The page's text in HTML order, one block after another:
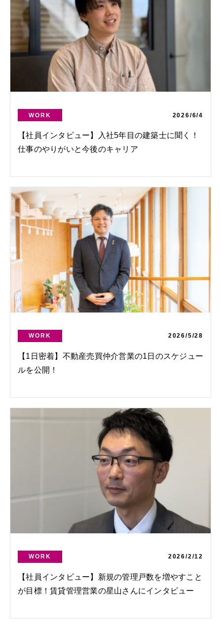
WORK 2026/6/4
【社員インタビュー】入社5年目の建築士に聞く！
仕事のやりがいと今後のキャリア
WORK 2026/5/28
【1日密着】不動産売買仲介営業の1日のスケジュー
ルを公開！
WORK 2026/2/12
【社員インタビュー】新規の管理戸数を増やすこと
が目標！賃貸管理営業の星山さんにインタビュー